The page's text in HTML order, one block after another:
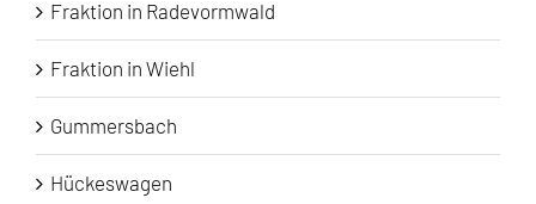
Fraktion in Radevormwald
Fraktion in Wiehl
Gummersbach
Hückeswagen